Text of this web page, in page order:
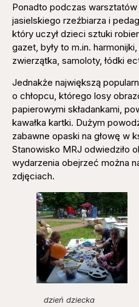
Ponadto podczas
jasielskiego rzeźbiarza i
który uczył dzieci sztuki
gazet, były to m.in. harmonijki,
zwierzątka, samoloty, łódki
Jednakże największą
o chłopcu, którego losy
papierowymi składankami,
kawałka kartki. Dużym
zabawne opaski na głowę w
Stanowisko MRJ odwiedziło
wydarzenia obejrzeć można
zdjęciach.
dzień dziecka